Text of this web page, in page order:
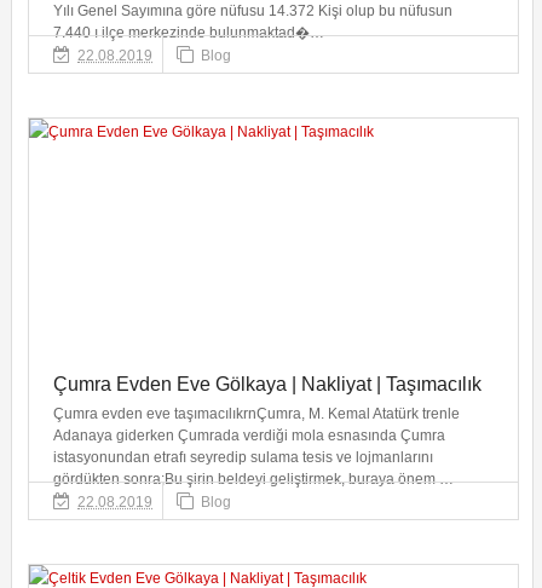
Yılı Genel Sayımına göre nüfusu 14.372 Kişi olup bu nüfusun
7.440 ı ilçe merkezinde bulunmaktad�…
22.08.2019
Blog
Çumra Evden Eve Gölkaya | Nakliyat | Taşımacılık
Çumra evden eve taşımacılıkrnÇumra, M. Kemal Atatürk trenle
Adanaya giderken Çumrada verdiği mola esnasında Çumra
istasyonundan etrafı seyredip sulama tesis ve lojmanlarını
gördükten sonra;Bu şirin beldeyi geliştirmek, buraya önem …
22.08.2019
Blog